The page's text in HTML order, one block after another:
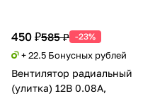
450 ₽585 ₽ -23%
+ 22.5 Бонусных рублей
Вентилятор радиальный
(улитка) 12В 0.08А,